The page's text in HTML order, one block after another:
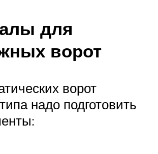
для
ворот
ворот
надо подготовить